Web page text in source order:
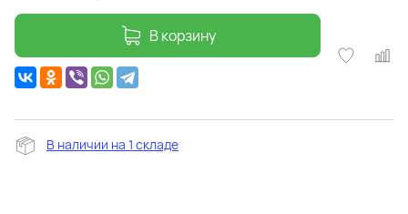
В корзину
В наличии на 1 складе